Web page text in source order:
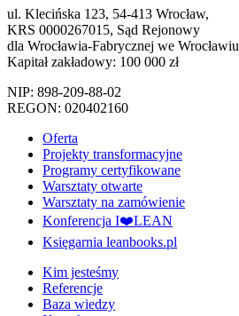
ul. Klecińska 123, 54-413 Wrocław,
KRS 0000267015, Sąd Rejonowy
dla Wrocławia-Fabrycznej we
Kapitał zakładowy: 100 000 zł
NIP: 898-209-88-02
REGON: 020402160
Oferta
Projekty transformacyjne
Programy certyfikowane
Warsztaty otwarte
Warsztaty na zamówienie
Konferencja I❤️LEAN
Księgarnia leanbooks.pl
Kim jesteśmy
Referencje
Baza wiedzy